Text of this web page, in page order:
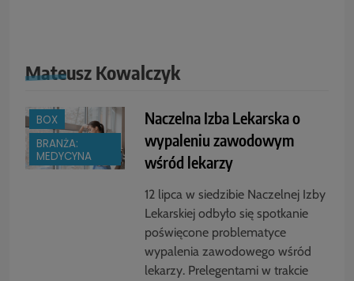
Mateusz Kowalczyk
BOX
BRANŻA:
MEDYCYNA
Naczelna Izba Lekarska o
wypaleniu zawodowym
wśród lekarzy
12 lipca w siedzibie Naczelnej Izby
Lekarskiej odbyło się spotkanie
poświęcone problematyce
wypalenia zawodowego wśród
lekarzy. Prelegentami w trakcie